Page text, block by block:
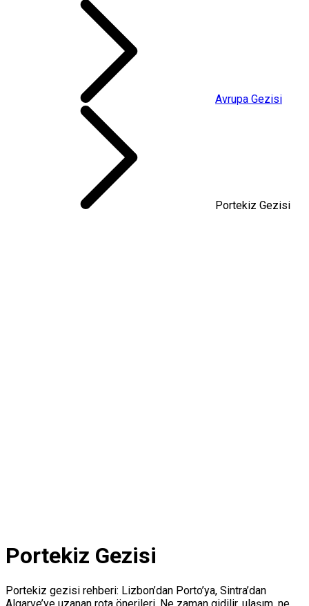
Avrupa Gezisi
Portekiz Gezisi
Portekiz Gezisi
Portekiz gezisi rehberi: Lizbon’dan Porto’ya, Sintra’dan